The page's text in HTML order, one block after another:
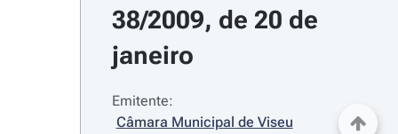
38/2009, de 20 de
janeiro
Emitente:
Câmara Municipal de Viseu